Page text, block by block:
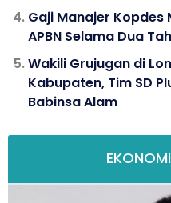
Gaji Manajer Kopdes
APBN Selama Dua
Wakili Grujugan di
Kabupaten, Tim SD
Babinsa Alam